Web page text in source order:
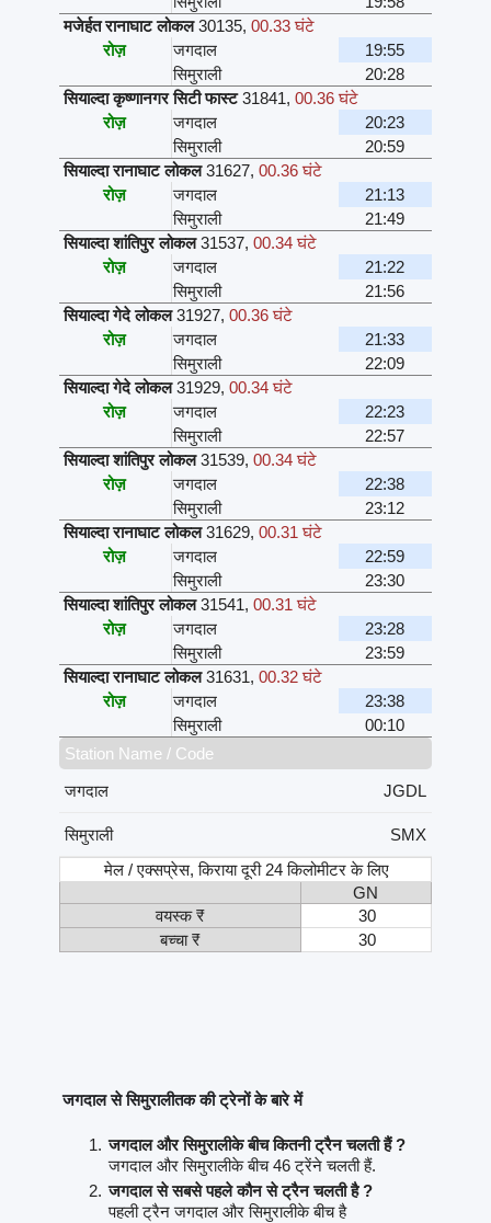
मजेर्हत रानाघाट लोकल 30135, 00.33 घंटे
रोज़
जगदाल
19:55
सिमुराली
20:28
सियाल्दा कृष्णानगर सिटी फास्ट 31841, 00.36 घंटे
रोज़
जगदाल
20:23
सिमुराली
20:59
सियाल्दा रानाघाट लोकल 31627, 00.36 घंटे
रोज़
जगदाल
21:13
सिमुराली
21:49
सियाल्दा शांतिपुर लोकल 31537, 00.34 घंटे
रोज़
जगदाल
21:22
सिमुराली
21:56
सियाल्दा गेदे लोकल 31927, 00.36 घंटे
रोज़
जगदाल
21:33
सिमुराली
22:09
सियाल्दा गेदे लोकल 31929, 00.34 घंटे
रोज़
जगदाल
22:23
सिमुराली
22:57
सियाल्दा शांतिपुर लोकल 31539, 00.34 घंटे
रोज़
जगदाल
22:38
सिमुराली
23:12
सियाल्दा रानाघाट लोकल 31629, 00.31 घंटे
रोज़
जगदाल
22:59
सिमुराली
23:30
सियाल्दा शांतिपुर लोकल 31541, 00.31 घंटे
रोज़
जगदाल
23:28
सिमुराली
23:59
सियाल्दा रानाघाट लोकल 31631, 00.32 घंटे
रोज़
जगदाल
23:38
सिमुराली
00:10
Station Name / Code
जगदाल
JGDL
सिमुराली
SMX
मेल / एक्सप्रेस, किराया दूरी 24 किलोमीटर के लिए
GN
वयस्क ₹
30
बच्चा ₹
30
जगदाल से सिमुरालीतक की ट्रेनों के बारे में
जगदाल और सिमुरालीके बीच कितनी ट्रैन चलती हैं ?
जगदाल और सिमुरालीके बीच 46 ट्रेंने चलती हैं.
जगदाल से सबसे पहले कौन से ट्रैन चलती है ?
पहली ट्रैन जगदाल और सिमुरालीके बीच है